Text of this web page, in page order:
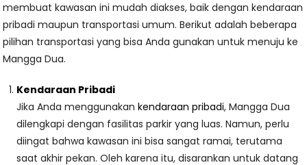
membuat kawasan ini mudah diakses, baik dengan kendaraan
pribadi maupun transportasi umum. Berikut adalah beberapa
pilihan transportasi yang bisa Anda gunakan untuk menuju ke
Mangga Dua.
Kendaraan Pribadi
Jika Anda menggunakankendaraan pribadi, Mangga Dua
dilengkapi dengan fasilitas parkir yang luas. Namun, perlu
diingat bahwa kawasan ini bisa sangat ramai, terutama
saat akhir pekan. Oleh karena itu, disarankan untuk datang